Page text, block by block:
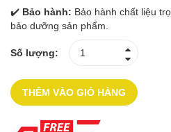
✔️ Bảo hành: Bảo hành chất liệu
bảo dưỡng sản phẩm.
Số lượng:
THÊM VÀO GIỎ HÀNG